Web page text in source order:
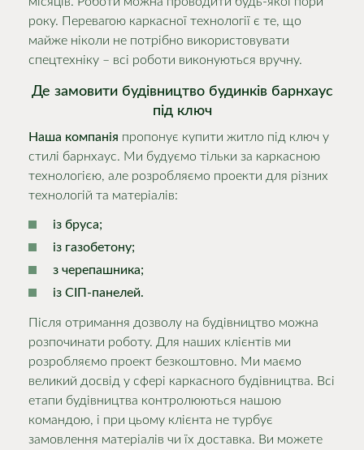
року. Перевагою каркасної технології є те, що
майже ніколи не потрібно використовувати
спецтехніку – всі роботи виконуються вручну.
Де замовити будівництво будинків барнхаус
під ключ
Наша компанія пропонує купити житло під ключ у
стилі барнхаус. Ми будуємо тільки за каркасною
технологією, але розробляємо проекти для різних
технологій та матеріалів:
із бруса;
із газобетону;
з черепашника;
із СІП-панелей.
Після отримання дозволу на будівництво можна
розпочинати роботу. Для наших клієнтів ми
розробляємо проект безкоштовно. Ми маємо
великий досвід у сфері каркасного будівництва. Всі
етапи будівництва контролюються нашою
командою, і при цьому клієнта не турбує
замовлення матеріалів чи їх доставка. Ви можете